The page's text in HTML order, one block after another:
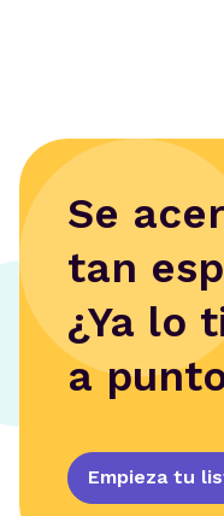
Se
tan
¿Ya lo
a
Empieza tu